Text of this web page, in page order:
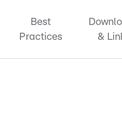
Best
Practices
&